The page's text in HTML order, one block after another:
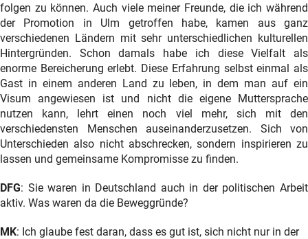
folgen zu können. Auch viele meiner Freunde, die ich während
der Promotion in Ulm getroffen habe, kamen aus ganz
verschiedenen Ländern mit sehr unterschiedlichen kulturellen
Hintergründen. Schon damals habe ich diese Vielfalt als
enorme Bereicherung erlebt. Diese Erfahrung selbst einmal als
Gast in einem anderen Land zu leben, in dem man auf ein
Visum angewiesen ist und nicht die eigene Muttersprache
nutzen kann, lehrt einen noch viel mehr, sich mit den
verschiedensten Menschen auseinanderzusetzen. Sich von
Unterschieden also nicht abschrecken, sondern inspirieren zu
lassen und gemeinsame Kompromisse zu finden.
DFG: Sie waren in Deutschland auch in der politischen Arbeit
aktiv. Was waren da die Beweggründe?
MK: Ich glaube fest daran, dass es gut ist, sich nicht nur in der